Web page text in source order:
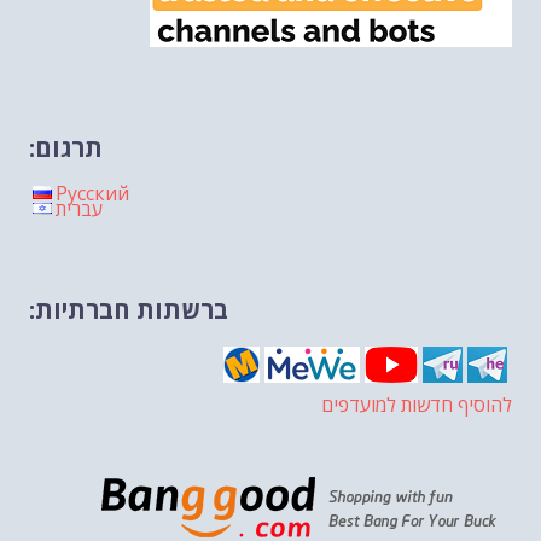
תרגום:
Русский
עברית
ברשתות חברתיות:
להוסיף חדשות למועדפים